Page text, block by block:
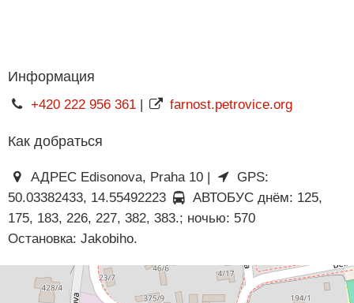
Информация
+420 222 956 361| farnost.petrovice.org
Как добраться
АДРЕС Edisonova, Praha 10 |
GPS:
50.03382433, 14.55492223
АВТОБУС днём: 125,
175, 183, 226, 227, 382, 383.; ночью: 570
Остановка: Jakobiho.